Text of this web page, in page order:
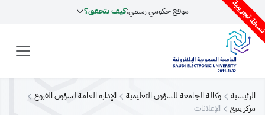
تجريبية موقع حكومي رسمي:كيف تتحقق؟
الرئيسية وكالة الجامعة للشؤون التعليمية
الإدارة العامة لشؤون الفروع
مركز ينبع
الإعلانات